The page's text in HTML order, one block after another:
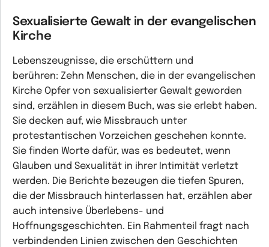
Sexualisierte Gewalt in der evangelischen
Kirche
Lebenszeugnisse, die erschüttern und
berühren: Zehn Menschen, die in der evangelischen
Kirche Opfer von sexualisierter Gewalt geworden
sind, erzählen in diesem Buch, was sie erlebt haben.
Sie decken auf, wie Missbrauch unter
protestantischen Vorzeichen geschehen konnte.
Sie finden Worte dafür, was es bedeutet, wenn
Glauben und Sexualität in ihrer Intimität verletzt
werden. Die Berichte bezeugen die tiefen Spuren,
die der Missbrauch hinterlassen hat, erzählen aber
auch intensive Überlebens- und
Hoffnungsgeschichten. Ein Rahmenteil fragt nach
verbindenden Linien zwischen den Geschichten